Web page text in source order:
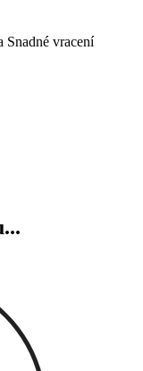
Snadné vracení